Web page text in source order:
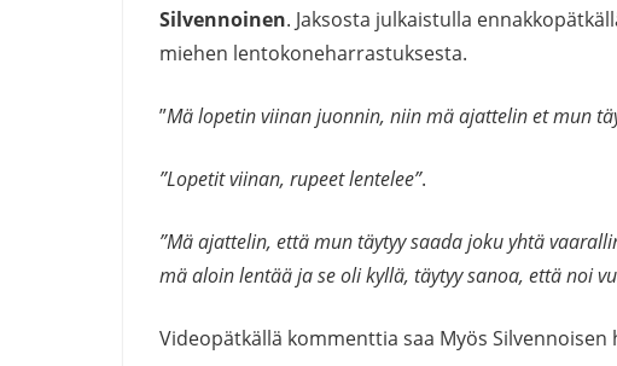
Silvennoinen. Jaksosta julkaistulla
miehen lentokoneharrastuksesta.
”Mä lopetin viinan juonnin, niin mä ajattelin et mun
”Lopetit viinan, rupeet lentelee”.
”Mä ajattelin, että mun täytyy saada joku yhtä
mä aloin lentää ja se oli kyllä, täytyy sanoa, että noi
Videopätkällä kommenttia saa Myös Silvennoisen